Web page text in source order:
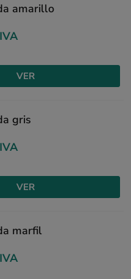
amarillo
VER
gris
VER
marfil